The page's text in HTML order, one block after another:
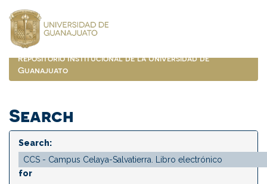
navigation
Repositorio Institucional de la Universidad de
Guanajuato
Search
Search:
for